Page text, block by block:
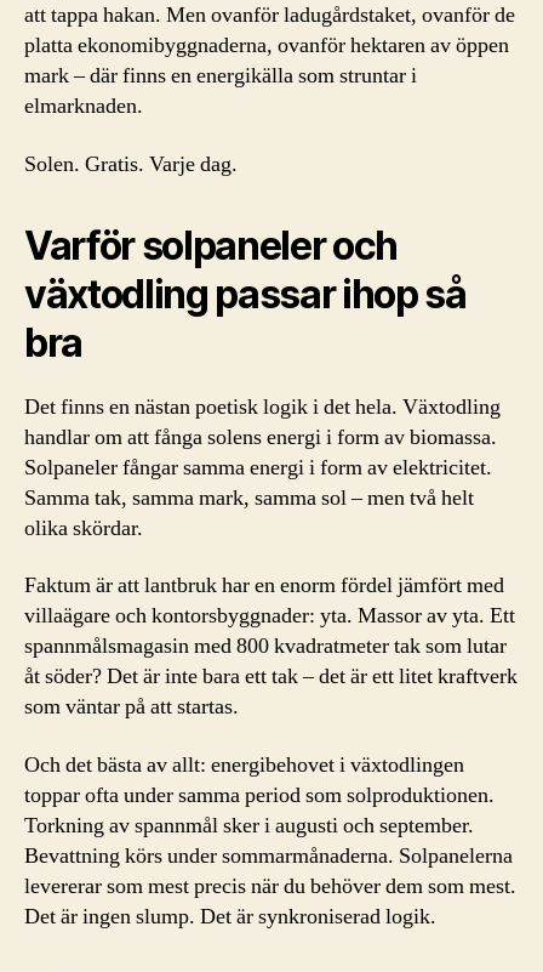
att tappa hakan. Men ovanför ladugårdstaket, ovanför de
platta ekonomibyggnaderna, ovanför hektaren av öppen
mark – där finns en energikälla som struntar i
elmarknaden.
Solen. Gratis. Varje dag.
Varför solpaneler och
växtodling passar ihop så
bra
Det finns en nästan poetisk logik i det hela. Växtodling
handlar om att fånga solens energi i form av biomassa.
Solpaneler fångar samma energi i form av elektricitet.
Samma tak, samma mark, samma sol – men två helt
olika skördar.
Faktum är att lantbruk har en enorm fördel jämfört med
villaägare och kontorsbyggnader: yta. Massor av yta. Ett
spannmålsmagasin med 800 kvadratmeter tak som lutar
åt söder? Det är inte bara ett tak – det är ett litet kraftverk
som väntar på att startas.
Och det bästa av allt: energibehovet i växtodlingen
toppar ofta under samma period som solproduktionen.
Torkning av spannmål sker i augusti och september.
Bevattning körs under sommarmånaderna. Solpanelerna
levererar som mest precis när du behöver dem som mest.
Det är ingen slump. Det är synkroniserad logik.